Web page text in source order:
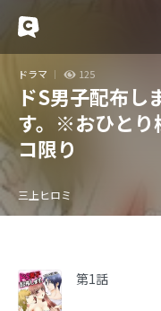
ドラマ 125
ドS男子配布し
す。※おひとり
コ限り
三上ヒロミ
第1話